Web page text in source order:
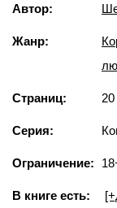
Автор:
Жанр:
Страниц: 20
Серия:
Ограничение:
В книге есть: